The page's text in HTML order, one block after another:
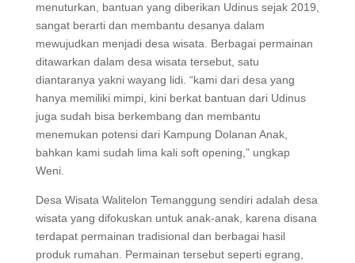
menuturkan, bantuan yang diberikan Udinus sejak 2019,
sangat berarti dan membantu desanya dalam
mewujudkan menjadi desa wisata. Berbagai permainan
ditawarkan dalam desa wisata tersebut, satu
diantaranya yakni wayang lidi. “kami dari desa yang
hanya memiliki mimpi, kini berkat bantuan dari Udinus
juga sudah bisa berkembang dan membantu
menemukan potensi dari Kampung Dolanan Anak,
bahkan kami sudah lima kali soft opening,” ungkap
Weni.
Desa Wisata Walitelon Temanggung sendiri adalah desa
wisata yang difokuskan untuk anak-anak, karena disana
terdapat permainan tradisional dan berbagai hasil
produk rumahan. Permainan tersebut seperti egrang,